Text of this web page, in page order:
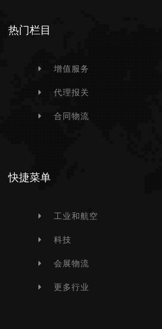
热门栏目
增值服务
代理报关
合同物流
快捷菜单
工业和航空
科技
会展物流
更多行业